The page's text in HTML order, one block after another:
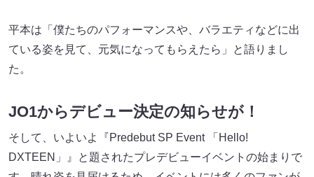
平本は「僕たちのパフォーマンスや、バラエティなどに出
ている姿を見て、元気になってもらえたら」と語りまし
た。
JO1からデビュー決定の知らせが！
そして、いよいよ『Predebut SP Event 「Hello!
DXTEEN」』​​と題されたプレデビューイベントの始まりで